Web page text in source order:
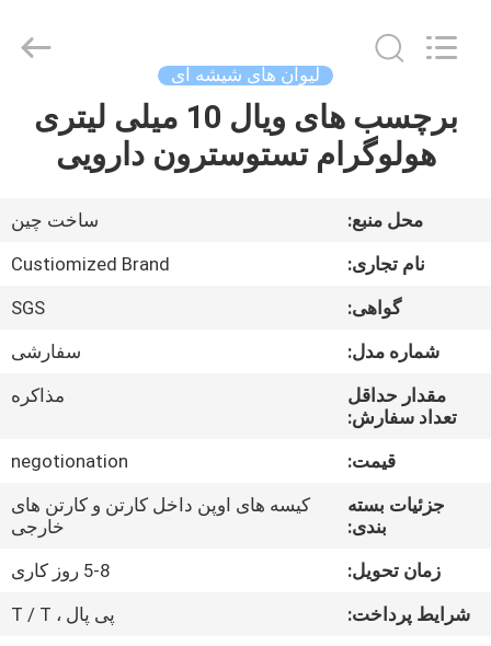
صفحه
اصلی
محصولات
کنترل
Industry
لیوان های شیشه ای
برچسب های ویال 10 میلی لیتری
هولوگرام تستوسترون دارویی
محل منبع:
ساخت چین
نام تجاری:
Custiomized Brand
گواهی:
SGS
شماره مدل:
سفارشی
مقدار حداقل
تعداد سفارش:
مذاکره
قیمت:
negotionation
جزئیات بسته
بندی:
کیسه های اوپن داخل کارتن و کارتن های
خارجی
زمان تحویل:
5-8 روز کاری
شرایط پرداخت:
پی پال ، T / T